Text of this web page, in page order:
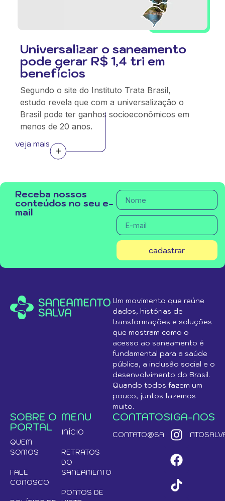
Universalizar o saneamento
pode gerar R$ 1,4 tri em
benefícios
Segundo o site do Instituto Trata Brasil,
estudo revela que com a universalização o
Brasil pode ter ganhos socioeconômicos em
menos de 20 anos.
veja mais
Receba nossos
conteúdos no seu e-
mail
cadastrar
Um movimento que reúne
dados, histórias de
transformações e soluções
que mostram como o
acesso ao saneamento é
fundamental para a saúde
pública, a inclusão social e o
desenvolvimento do Brasil.
Quando todos fazem um
pouco, juntos fazemos
muito.
SOBRE O
PORTAL
QUEM
SOMOS
FALE
CONOSCO
MENU
INÍCIO
RETRATOS
DO
SANEAMENTO
PONTOS DE
CONTATOSIGA-NOS